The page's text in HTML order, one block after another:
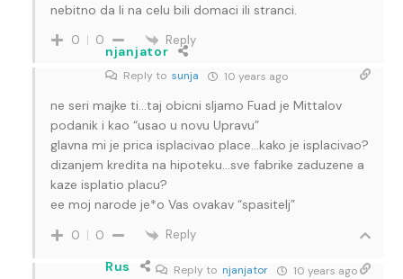
nebitno da li na celu bili domaci ili stranci.
0 0 Reply
njanjator
Reply to sunja 10 years ago
ne seri majke ti…taj obicni sljamo Fuad je Mittalov
podanik i kao “usao u novu Upravu”
glavna mi je prica isplacivao place…kako je isplacivao?
dizanjem kredita na hipoteku…sve fabrike zaduzene a
kaze isplatio placu?
ee moj narode je*o Vas ovakav “spasitelj”
0 0 Reply
Rus Reply to njanjator 10 years ago